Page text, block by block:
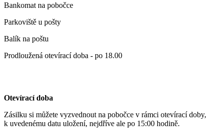
Bankomat na pobočce
Parkoviště u pošty
Balík na poštu
Prodloužená otevírací doba - po 18.00
Otevírací doba
Zásilku si můžete vyzvednout na pobočce v rámci otevírací doby,
k uvedenému datu uložení, nejdříve ale po 15:00 hodině.